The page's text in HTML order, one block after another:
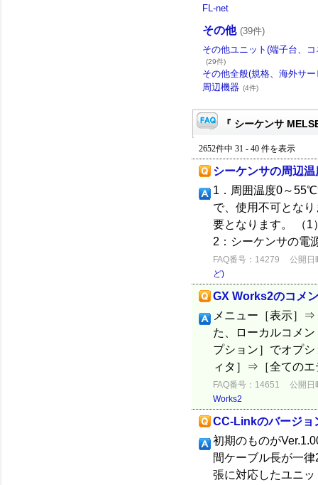
FL-net
その他 (39件)
その他ユニット(端子台、
(29件)
その他全般(規格、海外サ
周辺機器 (4件)
『 シーケンサ
2652件中 31 - 40 件を表示
シーケンサの周辺温
1．周囲温度0～
で、使用不可とな
要となります。 （
2：シーケンサの電
FAQ番号：14279
公開日
ど)
GX Works2のコメ
メニュー［表示］⇒
た、ローカルコメ
プション］でオプ
ィタ］⇒［全ての
FAQ番号：14651
公開日
Works2
CC-Linkのバージョ
初期のものが
間ケーブル長が一
張に対応したユニ